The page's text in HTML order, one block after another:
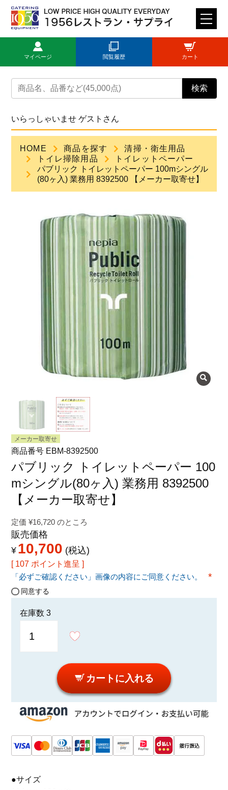
M
E
U
検索
マイページ 閲覧履歴 カート
トップページ
新規登録
商品一覧
見積依頼
会社概要
Instagram
facebook
お問い合わせ
プライバシーポリシー
特定商取引法に関する表示
いらっしゃいませ ゲストさん
HOME 商品を探す
清掃・衛生用品
トイレ掃除用品
トイレットペーパー
パブリック トイレットペーパー 100mシングル
(80ヶ入) 業務用 8392500 【メーカー取寄せ】
メーカー取寄せ
商品番号 EBM-8392500
パブリック トイレットペーパー 100
mシングル(80ヶ入) 業務用 8392500
【メーカー取寄せ】
定価 ¥16,720 のところ
販売価格
¥ 10,700 税込
107 ポイント進呈 ]
「必ずご確認ください」画像の内容にご同意ください。
同意する
在庫数 3
カートに入れる
●サイズ